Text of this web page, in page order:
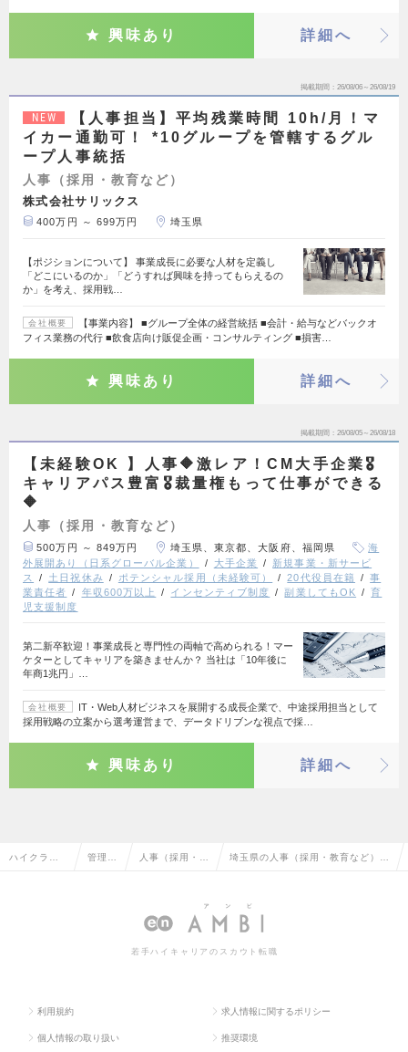
興味あり 詳細へ
掲載期間 26/08/06～26/08/19
NEW
【人事担当】平均残業時間 10h/月！マ
イカー通勤可！ *10グループを管轄するグル
ープ人事統括
人事（採用・教育など）
株式会社サリックス
400万円 ～ 699万円 埼玉県
【ポジションについて】 事業成長に必要な人材を定義し
「どこにいるのか」「どうすれば興味を持ってもらえるの
か」を考え、採用戦…
会社概要
【事業内容】 ■グループ全体の経営統括 ■会計・給与などバックオ
フィス業務の代行 ■飲食店向け販促企画・コンサルティング ■損害…
興味あり 詳細へ
掲載期間 26/08/05～26/08/18
【未経験OK 】人事🔶激レア！CM大手企業🎖️
キャリアパス豊富🎖️裁量権もって仕事ができる
🔶
人事（採用・教育など）
500万円 ～ 849万円 埼玉県、東京都、大阪府、福岡県
海
外展開あり（日系グローバル企業）
大手企業
新規事業・新サービ
ス
土日祝休み ポテンシャル採用（未経験可） 20代役員在籍
事
業責任者
年収600万以上 インセンティブ制度 副業してもOK
育
児支援制度
第二新卒歓迎！事業成長と専門性の両軸で高められる！マー
ケターとしてキャリアを築きませんか？ 当社は「10年後に
年商1兆円」…
会社概要
IT・Web人材ビジネスを展開する成長企業で、中途採用担当として
採用戦略の立案から選考運営まで、データドリブンな視点で採…
興味あり 詳細へ
ハイクラス 管理部 人事（採用・教 埼玉県の人事（採用・教育など）の
若手ハイキャリアのスカウト転職
利用規約 求人情報に関するポリシー
個人情報の取り扱い 推奨環境